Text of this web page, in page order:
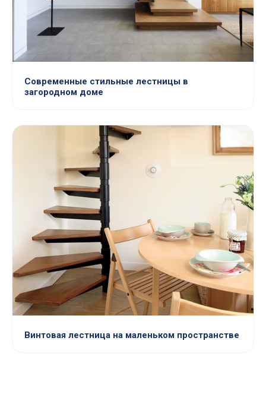
Современные стильные лестницы в
загородном доме
Винтовая лестница на маленьком пространстве